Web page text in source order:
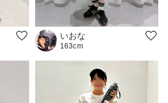
いおな
163cm